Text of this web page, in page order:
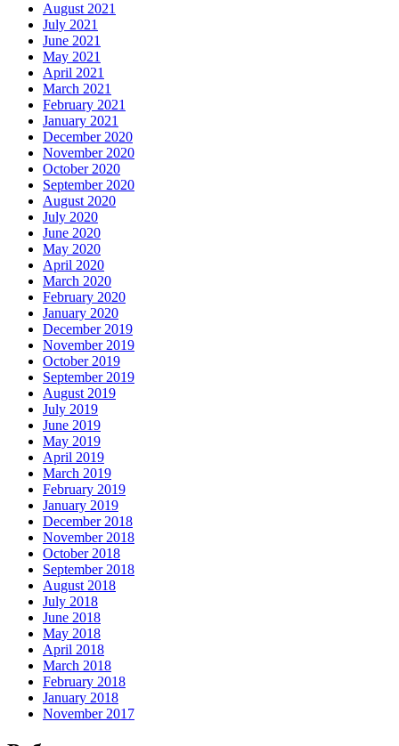
August 2021
July 2021
June 2021
May 2021
April 2021
March 2021
February 2021
January 2021
December 2020
November 2020
October 2020
September 2020
August 2020
July 2020
June 2020
May 2020
April 2020
March 2020
February 2020
January 2020
December 2019
November 2019
October 2019
September 2019
August 2019
July 2019
June 2019
May 2019
April 2019
March 2019
February 2019
January 2019
December 2018
November 2018
October 2018
September 2018
August 2018
July 2018
June 2018
May 2018
April 2018
March 2018
February 2018
January 2018
November 2017